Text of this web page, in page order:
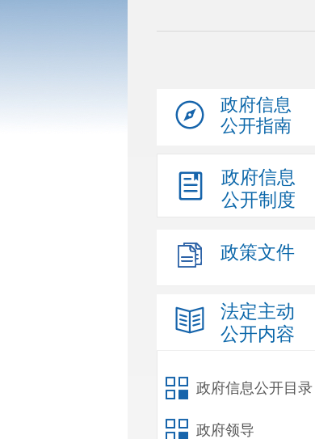
政府信息
公开指南
政府信息
公开制度
政策文件
法定主动
公开内容
政府信息公开目录
政府领导